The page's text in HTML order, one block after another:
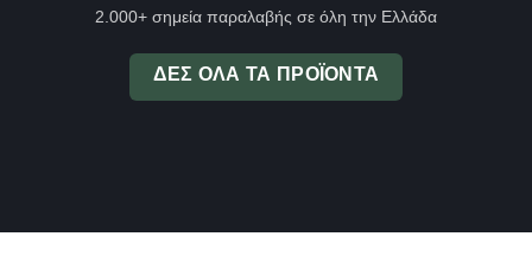
2.000+ σημεία παραλαβής σε όλη την Ελλάδα
ΔΕΣ ΌΛΑ ΤΑ ΠΡΟΪΌΝΤΑ